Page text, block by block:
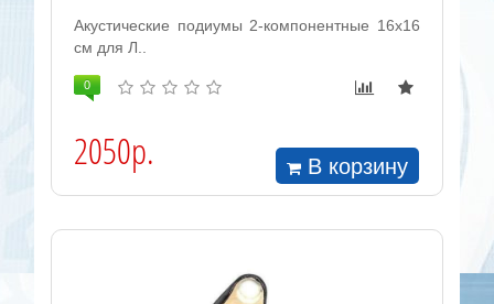
Акустические подиумы 2-компонентные 16x16
см для Л..
0
2050р. В корзину